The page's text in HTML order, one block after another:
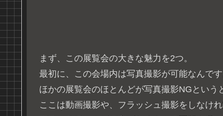
まず、この展覧会の大きな魅力を2つ。
最初に、この会場内は写真撮影が可能なんです
ほかの展覧会のほとんどが写真撮影NGという
ここは動画撮影や、フラッシュ撮影をしなけ